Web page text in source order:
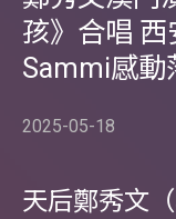
孩》合唱
Sammi感動
2025-05-18
天后鄭秀文